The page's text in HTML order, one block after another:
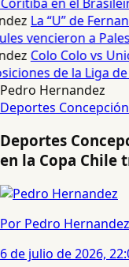
La “U” de
vencieron a
Colo Colo vs
de la Liga de
Pedro Hernandez
Deportes Concepción
Deportes
en la Copa Chile
Por Pedro Hernandez
6 de julio de 2026,